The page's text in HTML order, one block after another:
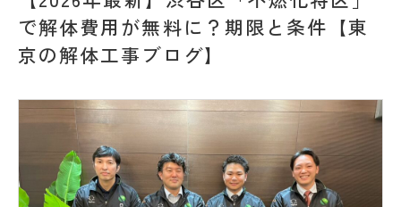
で解体費用が無料に？期限と条件【東
京の解体工事ブログ】